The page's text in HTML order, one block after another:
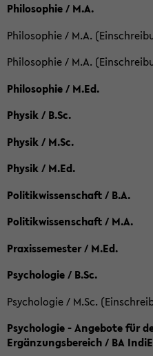
Philosophie / M.A.
Philosophie / M.A.
Philosophie / M.A.
Philosophie / M.Ed.
Physik / B.Sc.
Physik / M.Sc.
Physik / M.Ed.
Politikwissenschaft / B.A.
Politikwissenschaft / M.A.
Praxissemester / M.Ed.
Psychologie / B.Sc.
Psychologie / M.Sc.
Psychologie - Angebote für
Ergänzungsbereich / BA